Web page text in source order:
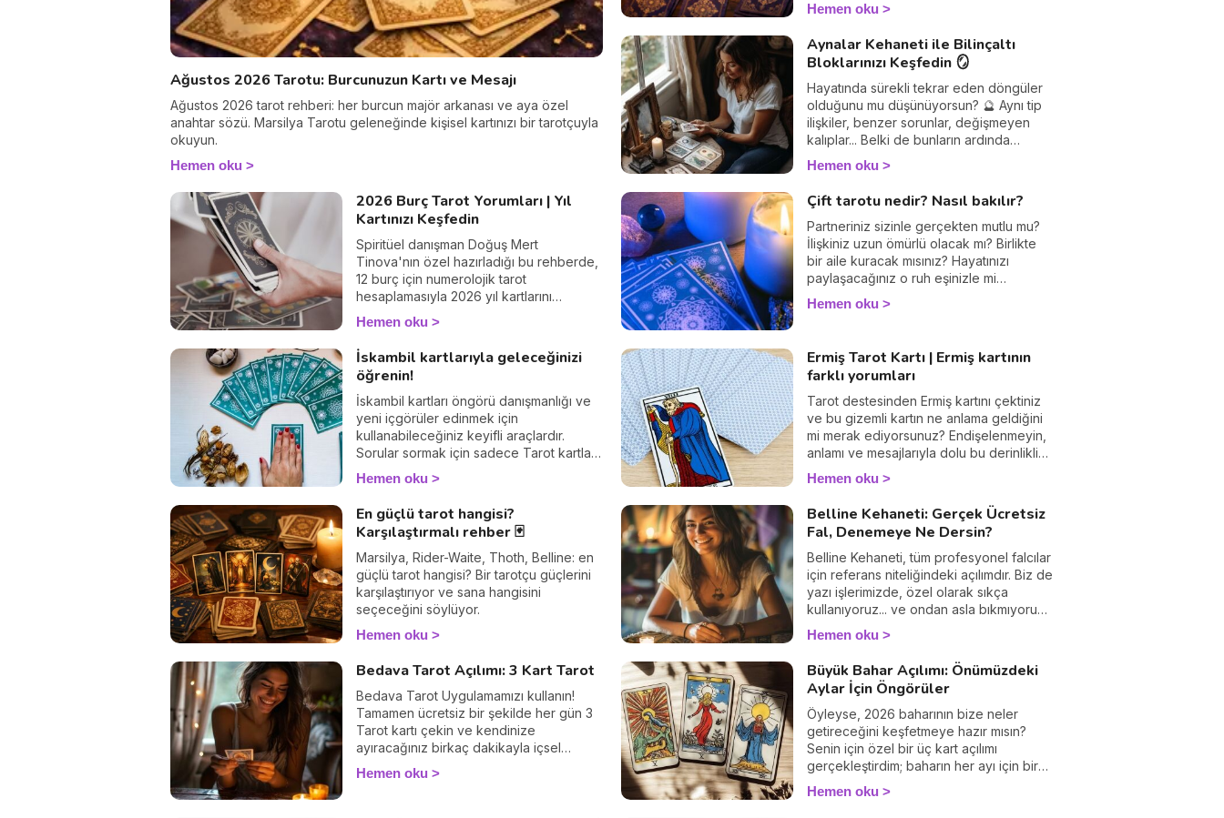
Ağustos 2026 Tarotu: Burcunuzun Kartı ve Mesajı
Ağustos 2026 tarot rehberi: her burcun majör arkanası ve aya özel
anahtar sözü. Marsilya Tarotu geleneğinde kişisel kartınızı bir tarotçuyla
okuyun.
Hemen oku
Hemen oku
Aynalar Kehaneti ile Bilinçaltı
Bloklarınızı Keşfedin 🪞
Hayatında sürekli tekrar eden döngüler
olduğunu mu düşünüyorsun? 🔮 Aynı tip
ilişkiler, benzer sorunlar, değişmeyen
kalıplar... Belki de bunların ardında
bilinçaltında saklı blokajlar yatıyor!
Fransız Medyum Dimitri d'Alfange
d'Uvril'in tasarladığı Ayna Tarot Sistemi
(Aynalar Kehaneti) ruhunuzun
derinliklerindeki bu gizli engelleri ortaya
çıkaran devrim niteliğinde bir araç. Klasik
tarottan farklı olarak, aynanın büyülü
gücünü kullanarak size gerçekten
bilmeniz gerekenleri gösteriyor. Hazır
mısın kendini gerçekten tanımaya? 💫
Hemen oku
2026 Burç Tarot Yorumları | Yıl
Kartınızı Keşfedin
Spiritüel danışman Doğuş Mert
Tinova'nın özel hazırladığı bu rehberde,
12 burç için numerolojik tarot
hesaplamasıyla 2026 yıl kartlarını
keşfedeceksiniz. Her burç için özel
melek mesajları ve manifest ipuçları!
Doğum tarihinizle kişisel yıl kartınızı
hesaplayın, 2026'nın size sunduğu
fırsatları, dönüşüm noktalarını ve ruhsal
rehberliği keşfedin. Çünkü evren sizinle
konuşuyor, dinlemeye hazır mısınız? ✨
Hemen oku
Çift tarotu nedir? Nasıl bakılır?
Partneriniz sizinle gerçekten mutlu mu?
İlişkiniz uzun ömürlü olacak mı? Birlikte
bir aile kuracak mısınız? Hayatınızı
paylaşacağınız o ruh eşinizle mi
birliktesiniz? İlişkinizle ilgili gerçekleri
şimdi keşfedin!
Hemen oku
İskambil kartlarıyla geleceğinizi
öğrenin!
İskambil kartları öngörü danışmanlığı ve
yeni içgörüler edinmek için
kullanabileceğiniz keyifli araçlardır.
Sorular sormak için sadece Tarot kartları
kullanılır sanmayın, 32 kartlık bir iskambil
destesi kullanarak da bakım yapmak
Hemen oku
Ermiş Tarot Kartı | Ermiş kartının
farklı yorumları
Tarot destesinden Ermiş kartını çektiniz
ve bu gizemli kartın ne anlama geldiğini
mi merak ediyorsunuz? Endişelenmeyin,
anlamı ve mesajlarıyla dolu bu derinlikli
kart hakkında bilmeniz gereken her şeyi
sizin için açıklıyoruz.
Hemen oku
En güçlü tarot hangisi?
Karşılaştırmalı rehber 🃏
Marsilya, Rider-Waite, Thoth, Belline: en
güçlü tarot hangisi? Bir tarotçu güçlerini
karşılaştırıyor ve sana hangisini
seçeceğini söylüyor.
Hemen oku
Belline Kehaneti: Gerçek Ücretsiz
Fal, Denemeye Ne Dersin?
Belline Kehaneti, tüm profesyonel falcılar
için referans niteliğindeki açılımdır. Biz de
yazı işlerimizde, özel olarak sıkça
kullanıyoruz... ve ondan asla bıkmıyoruz.
Neden mi? Çünkü onun kesinliği
gerçekten şaşırtıcı. Şüpheyle dolu bir
dönemden mi geçiyorsun? Seni gece
gündüz meşgul eden bir soru mu var?
Hayatında bir şeylerin döndüğünü
hissediyor ama bunu kelimelere
dökemiyor musun? Belline Kehaneti sana
dolambaçsız, yalakalık yapmadan,
bazen rahatsız edici bir doğrulukla yanıt
kariyerinde bir dönüm noktası, seni
Hemen oku
Bedava Tarot Açılımı: 3 Kart Tarot
Bedava Tarot Uygulamamızı kullanın!
Tamamen ücretsiz bir şekilde her gün 3
Tarot kartı çekin ve kendinize
ayıracağınız birkaç dakikayla içsel
diyaloğunuzu güçlendirin. Tarot,
geleceği bildirmez, şu an içinde
Hemen oku
Büyük Bahar Açılımı: Önümüzdeki
Aylar İçin Öngörüler
Öyleyse, 2026 baharının bize neler
getireceğini keşfetmeye hazır mısın?
Senin için özel bir üç kart açılımı
gerçekleştirdim; baharın her ayı için bir
kart, bu yenilenme mevsiminde sana
rehberlik etmesi için. Bu üç büyük arkana
Hemen oku